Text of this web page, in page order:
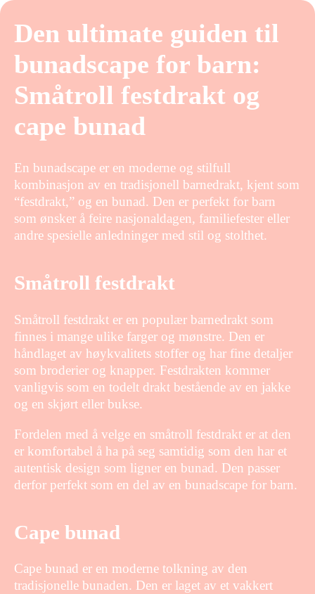
Den ultimate guiden til
bunadscape for barn:
Småtroll festdrakt og
cape bunad
En bunadscape er en moderne og stilfull
kombinasjon av en tradisjonell barnedrakt, kjent som
“festdrakt,” og en bunad. Den er perfekt for barn
som ønsker å feire nasjonaldagen, familiefester eller
andre spesielle anledninger med stil og stolthet.
Småtroll festdrakt
Småtroll festdrakt er en populær barnedrakt som
finnes i mange ulike farger og mønstre. Den er
håndlaget av høykvalitets stoffer og har fine detaljer
som broderier og knapper. Festdrakten kommer
vanligvis som en todelt drakt bestående av en jakke
og en skjørt eller bukse.
Fordelen med å velge en småtroll festdrakt er at den
er komfortabel å ha på seg samtidig som den har et
autentisk design som ligner en bunad. Den passer
derfor perfekt som en del av en bunadscape for barn.
Cape bunad
Cape bunad er en moderne tolkning av den
tradisjonelle bunaden. Den er laget av et vakkert